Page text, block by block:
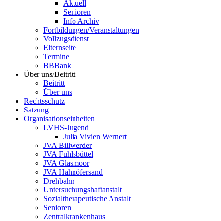
Aktuell
Senioren
Info Archiv
Fortbildungen/Veranstaltungen
Vollzugsdienst
Elternseite
Termine
BBBank
Über uns/Beitritt
Beitritt
Über uns
Rechtsschutz
Satzung
Organisationseinheiten
LVHS-Jugend
Julia Vivien Wernert
JVA Billwerder
JVA Fuhlsbüttel
JVA Glasmoor
JVA Hahnöfersand
Drehbahn
Untersuchungshaftanstalt
Sozialtherapeutische Anstalt
Senioren
Zentralkrankenhaus